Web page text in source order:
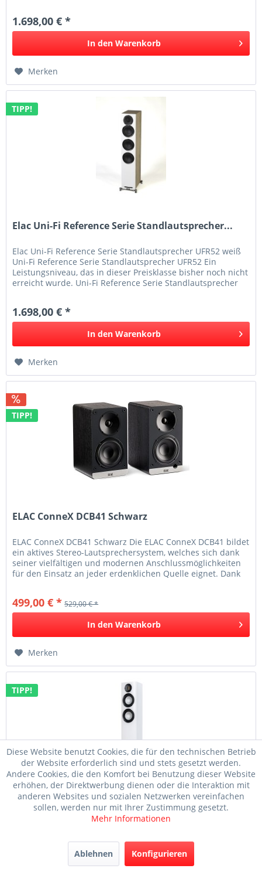
1.698,00 € *
In den Warenkorb
Merken
TIPP!
Elac Uni-Fi Reference Serie Standlautsprecher...
Elac Uni-Fi Reference Serie Standlautsprecher UFR52 weiß
Uni-Fi Reference Serie Standlautsprecher UFR52 Ein
Leistungsniveau, das in dieser Preisklasse bisher noch nicht
erreicht wurde. Uni-Fi Reference Serie Standlautsprecher
1.698,00 € *
In den Warenkorb
Merken
TIPP!
ELAC ConneX DCB41 Schwarz
ELAC ConneX DCB41 Schwarz Die ELAC ConneX DCB41 bildet
ein aktives Stereo-Lautsprechersystem, welches sich dank
seiner vielfältigen und modernen Anschlussmöglichkeiten
für den Einsatz an jeder erdenklichen Quelle eignet. Dank
499,00 € * 529,00 € *
In den Warenkorb
Merken
TIPP!
Elac Carina Standlautsprecher FS 247.4 weiß
Standlautsprecher FS 247.4 Carina Standlautsprecher
Entwickelt, um in die Fußstapfen der vielfach
ausgezeichneten Serie 240 zu treten Tradition und
Diese Website benutzt Cookies, die für den technischen Betrieb
der Website erforderlich sind und stets gesetzt werden.
Andere Cookies, die den Komfort bei Benutzung dieser Website
erhöhen, der Direktwerbung dienen oder die Interaktion mit
anderen Websites und sozialen Netzwerken vereinfachen
sollen, werden nur mit Ihrer Zustimmung gesetzt.
Mehr Informationen
Ablehnen Konfigurieren